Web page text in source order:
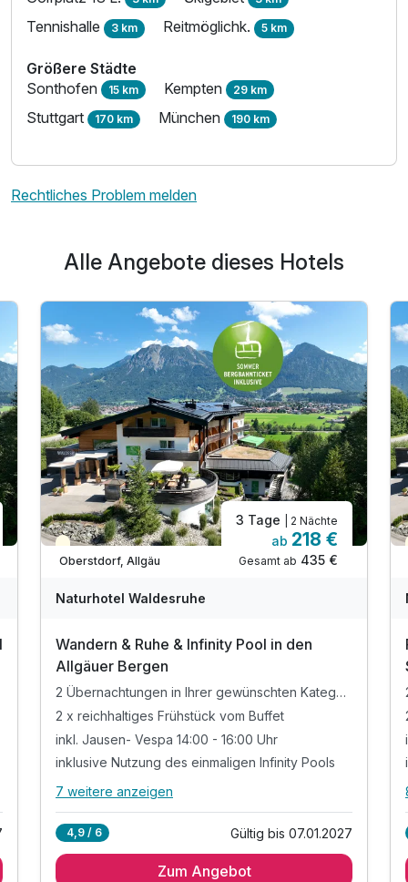
Appartement Bergblick A
2 Erwachsene und 2 Kinder
Ausstattung
Zusatznächte
Für 4 Tage 497,60 €
Tennishalle 3 km Reitmöglichk. 5 km
Größere Städte
Sonthofen 15 km Kempten 29 km
Stuttgart 170 km München 190 km
Rechtliches Problem melden
Alle Angebote dieses Hotels
Teilweise ausgelastet
Oberstdorf, Allgäu
3 Tage | 2 Nächte
ab 218 €
Gesamt ab 435 €
Naturhotel Waldesruhe
Wandern & Ruhe & Infinity Pool in den
Allgäuer Bergen
2 Übernachtungen in Ihrer gewünschten Kategorie
2 x reichhaltiges Frühstück vom Buffet
inkl. Jausen- Vespa 14:00 - 16:00 Uhr
inklusive Nutzung des einmaligen Infinity Pools
Alle Inklusivleistungen
Kategorie
7 weitere anzeigen
4,9 / 6 Gültig bis 07.01.2027
Zum Angebot